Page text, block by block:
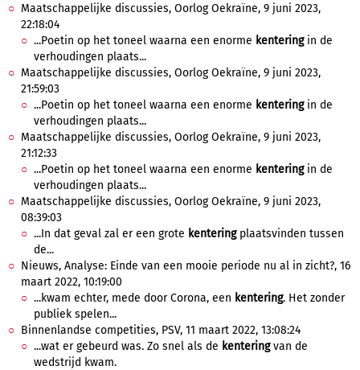
Maatschappelijke discussies, Oorlog Oekraïne, 9 juni 2023,
22:18:04
...Poetin op het toneel waarna een enorme kenteringin de
verhoudingen plaats...
Maatschappelijke discussies, Oorlog Oekraïne, 9 juni 2023,
21:59:03
...Poetin op het toneel waarna een enorme kenteringin de
verhoudingen plaats...
Maatschappelijke discussies, Oorlog Oekraïne, 9 juni 2023,
21:12:33
...Poetin op het toneel waarna een enorme kenteringin de
verhoudingen plaats...
Maatschappelijke discussies, Oorlog Oekraïne, 9 juni 2023,
08:39:03
...In dat geval zal er een grote kenteringplaatsvinden tussen
de...
Nieuws, Analyse: Einde van een mooie periode nu al in zicht?, 16
maart 2022, 10:19:00
...kwam echter, mede door Corona, een kentering. Het zonder
publiek spelen...
Binnenlandse competities, PSV, 11 maart 2022, 13:08:24
...wat er gebeurd was. Zo snel als de kenteringvan de
wedstrijd kwam.